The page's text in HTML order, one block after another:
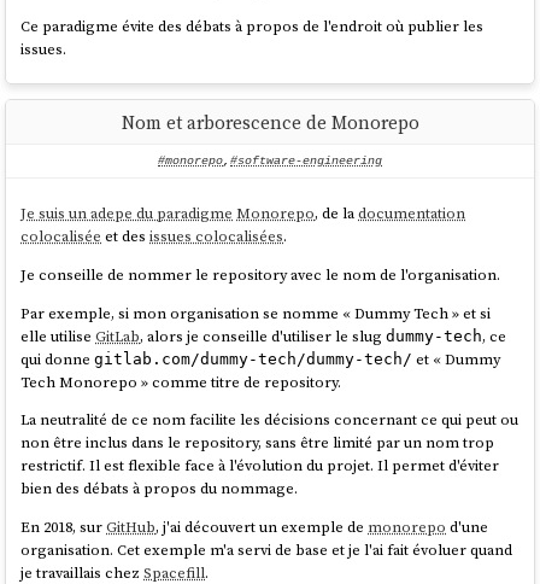
Ce paradigme évite des débats à propos de l'endroit où publier les
issues.
Nom et arborescence de Monorepo
#monorepo, #software-engineering
Je suis un adepe du paradigme Monorepo, de ladocumentation
colocalisée et desissues colocalisées.
Je conseille de nommer le repository avec le nom de l'organisation.
Par exemple, si mon organisation se nomme « Dummy Tech » et si
elle utiliseGitLab, alors je conseille d'utiliser le slugdummy-tech, ce
qui donnegitlab.com/dummy-tech/dummy-tech/ et « Dummy
Tech Monorepo » comme titre de repository.
La neutralité de ce nom facilite les décisions concernant ce qui peut ou
non être inclus dans le repository, sans être limité par un nom trop
restrictif. Il est flexible face à l'évolution du projet. Il permet d'éviter
bien des débats à propos du nommage.
En 2018, surGitHub, j'ai découvert un exemple de monorepo d'une
organisation. Cet exemple m'a servi de base et je l'ai fait évoluer quand
je travaillais chezSpacefill.